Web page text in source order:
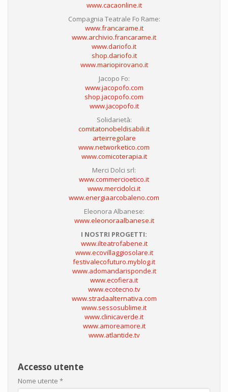
www.cacaonline.it
Compagnia Teatrale Fo Rame:
www.francarame.it
www.archivio.francarame.it
www.dariofo.it
shop.dariofo.it
www.mariopirovano.it
Jacopo Fo:
www.jacopofo.com
shop.jacopofo.com
www.jacopofo.it
Solidarietà:
comitatonobeldisabili.it
arteirregolare
www.networketico.com
www.comicoterapia.it
Merci Dolci srl:
www.commercioetico.it
www.mercidolci.it
www.energiaarcobaleno.com
Eleonora Albanese:
www.eleonoraalbanese.it
I NOSTRI PROGETTI:
www.ilteatrofabene.it
www.ecovillaggiosolare.it
festivalecofuturo.myblog.it
www.adomandarisponde.it
www.ecofiera.it
www.ecotecno.tv
www.stradaalternativa.com
www.sessosublime.it
www.clinicaverde.it
www.amoreamore.it
www.atlantide.tv
Accesso utente
Nome utente *